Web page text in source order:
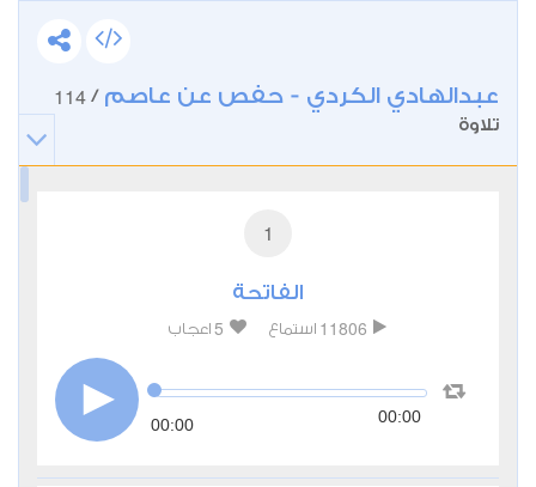
عبدالهادي الكردي - حفص عن عاصم /
114
تلاوة
1
الفاتحة
11806 استماع 5 اعجاب
00:00 00:00